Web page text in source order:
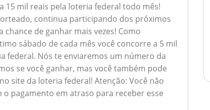
15 mil reais pela loteria federal todo mês!
continua participando dos próximos
chance de ganhar mais vezes! Como
sábado de cada mês você concorre a 5 mil
federal. Nós te enviaremos um número da
se você ganhar, mas você também pode
site da loteria federal!Atenção: Você não
o pagamento em atraso para receber esse